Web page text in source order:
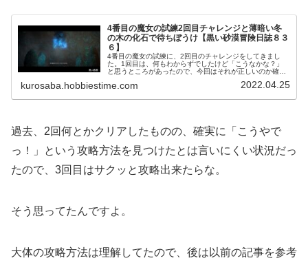
4番目の魔女の試練2回目チャレンジと薄暗い冬
の木の化石で待ちぼうけ【黒い砂漠冒険日誌８３
６】
4番目の魔女の試練に、2回目のチャレンジをしてきまし
た。1回目は、何もわからずでしたけど「こうなかな？」
と思うところがあったので、今回はそれが正しいのか確認
で結構待ちぼうけを喰らってしまいました。
kurosaba.hobbiestime.com 2022.04.25
過去、2回何とかクリアしたものの、確実に「こうやで
っ！」という攻略方法を見つけたとは言いにくい状況だっ
たので、3回目はサクッと攻略出来たらな。
そう思ってたんですよ。
大体の攻略方法は理解してたので、後は以前の記事を参考